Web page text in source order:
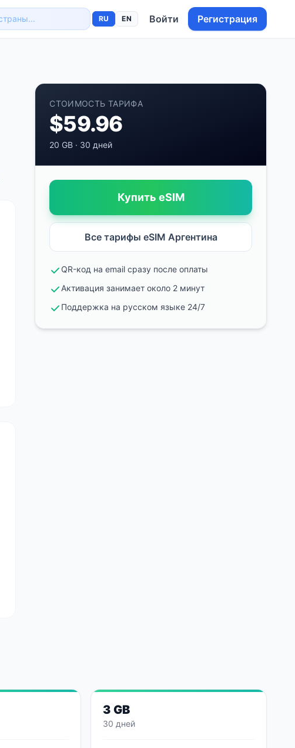
RU EN Войти Регистрация
СТОИМОСТЬ ТАРИФА
$59.96
20 GB · 30 дней
Купить eSIM
Все тарифы eSIM Аргентина
QR-код на email сразу после оплаты
Активация занимает около 2 минут
Поддержка на русском языке 24/7
3 GB
30 дней